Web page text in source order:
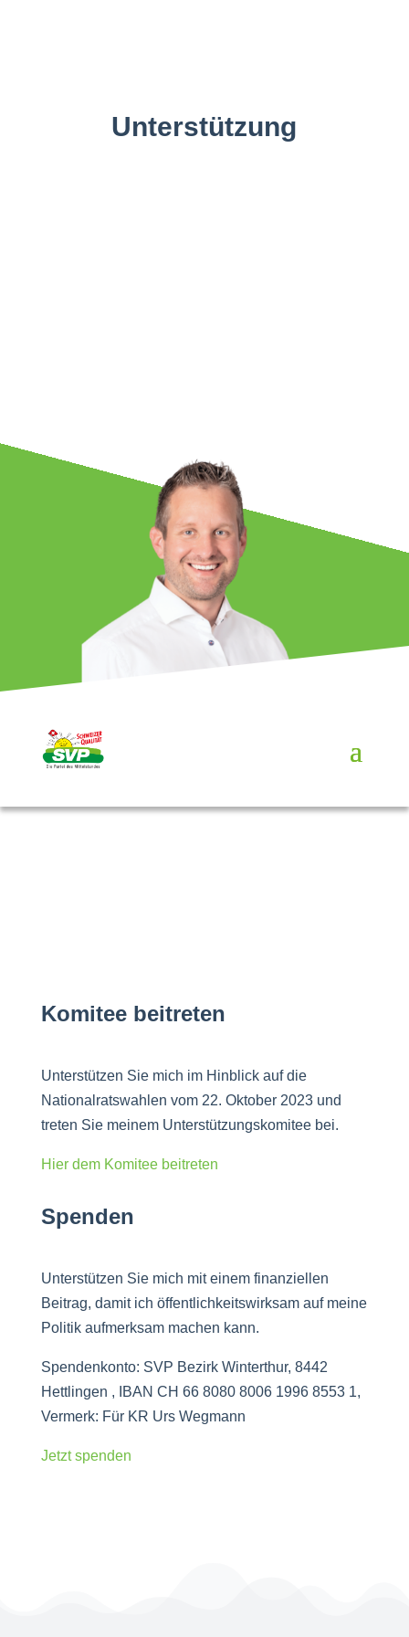
Unterstützung
Komitee beitreten
Unterstützen Sie mich im Hinblick auf die
Nationalratswahlen vom 22. Oktober 2023 und
treten Sie meinem Unterstützungskomitee bei.
Hier dem Komitee beitreten
Spenden
Unterstützen Sie mich mit einem finanziellen
Beitrag, damit ich öffentlichkeitswirksam auf meine
Politik aufmerksam machen kann.
Spendenkonto: SVP Bezirk Winterthur, 8442
Hettlingen , IBAN CH 66 8080 8006 1996 8553 1,
Vermerk: Für KR Urs Wegmann
Jetzt spenden